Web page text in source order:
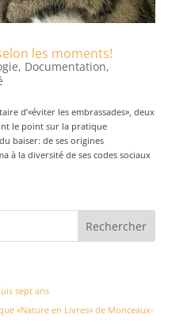
les moments!
, Documentation,
d’«éviter les embrassades», deux
le point sur la pratique
baiser: de ses origines
à la diversité de ses codes sociaux
sept ans
«Nature en Livres» de Monceaux-